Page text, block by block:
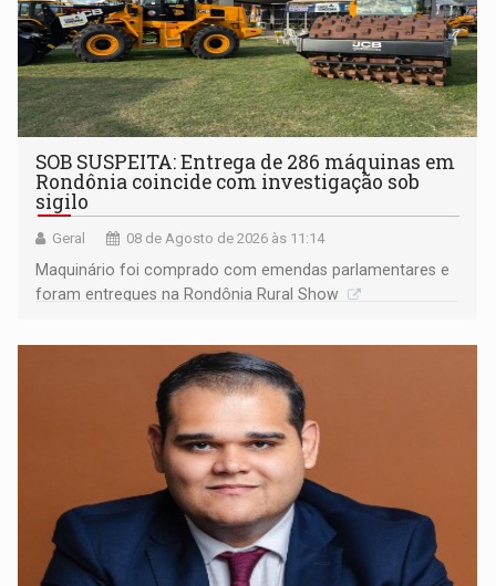
SOB SUSPEITA: Entrega de 286 máquinas em
Rondônia coincide com investigação sob
sigilo
Geral 08 de Agosto de 2026 às 11:14
Maquinário foi comprado com emendas parlamentares e
foram entregues na Rondônia Rural Show